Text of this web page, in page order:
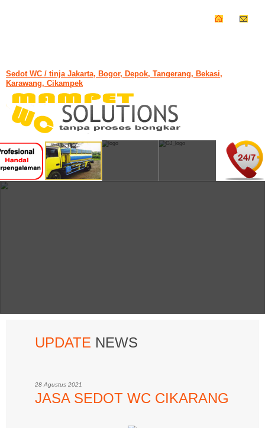
Sedot WC / tinja Jakarta, Bogor, Depok, Tangerang, Bekasi,
Karawang, Cikampek
UPDATE NEWS
28 Agustus 2021
JASA SEDOT WC CIKARANG